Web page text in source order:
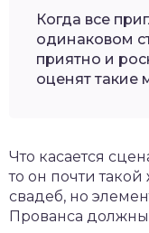
Когда все
одинаковом
приятно и
оценят такие
Что касается
то он почти
свадеб, но
Прованса